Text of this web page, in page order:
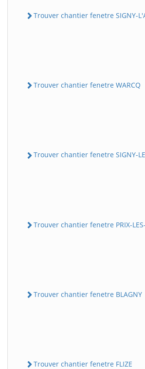
Trouver chantier fenetre SIGNY-
Trouver chantier fenetre WARCQ
Trouver chantier fenetre SIGNY-
Trouver chantier fenetre PRIX-LES-
Trouver chantier fenetre BLAGNY
Trouver chantier fenetre FLIZE